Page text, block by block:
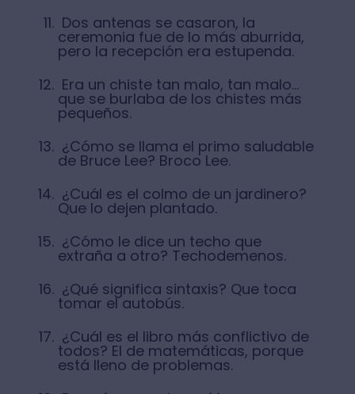
Dos antenas se casaron, la
ceremonia fue de lo más aburrida,
pero la recepción era estupenda.
Era un chiste tan malo, tan malo…
que se burlaba de los chistes más
pequeños.
¿Cómo se llama el primo saludable
de Bruce Lee? Broco Lee.
¿Cuál es el colmo de un jardinero?
Que lo dejen plantado.
¿Cómo le dice un techo que
extraña a otro? Techodemenos.
¿Qué significa sintaxis? Que toca
tomar el autobús.
¿Cuál es el libro más conflictivo de
todos? El de matemáticas, porque
está lleno de problemas.